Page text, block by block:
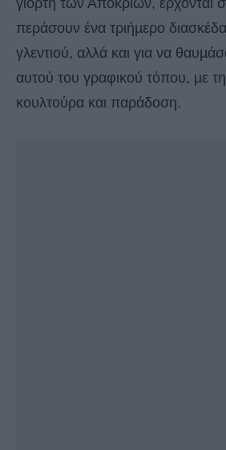
γιορτή των Αποκριών, έρχονται
περάσουν ένα τριήµερο
γλεντιού, αλλά και για να
αυτού του γραφικού τόπου, µε
κουλτούρα και παράδοση.